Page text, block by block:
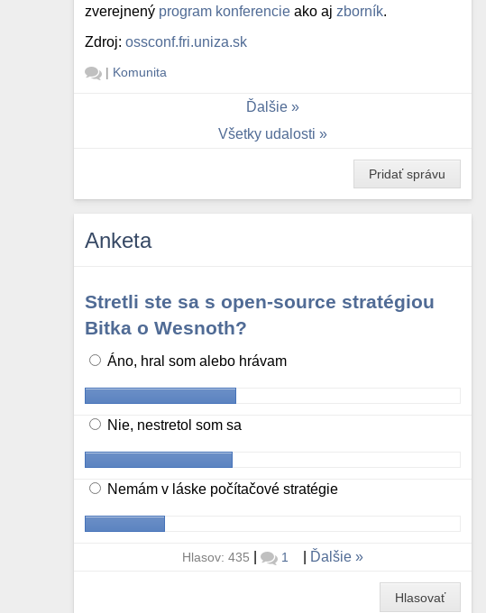
zverejnený program konferencie ako aj zborník.
Zdroj:ossconf.fri.uniza.sk
| Komunita
Ďalšie
Všetky udalosti
Pridať správu
Anketa
Stretli ste sa s open-source stratégiou
Bitka o Wesnoth?
Áno, hral som alebo hrávam
Nie, nestretol som sa
Nemám v láske počítačové stratégie
Hlasov: 435 | 1 Ďalšie
Hlasovať